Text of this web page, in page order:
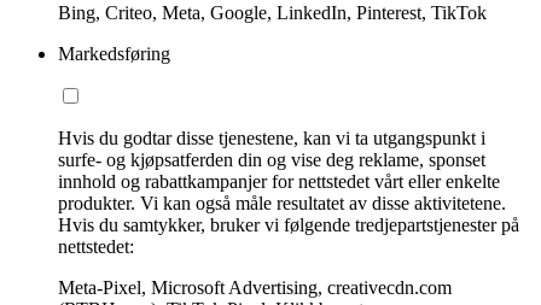
Bing, Criteo, Meta, Google, LinkedIn, Pinterest, TikTok
Markedsføring
Hvis du godtar disse tjenestene, kan vi ta utgangspunkt i
surfe- og kjøpsatferden din og vise deg reklame, sponset
innhold og rabattkampanjer for nettstedet vårt eller enkelte
produkter. Vi kan også måle resultatet av disse aktivitetene.
Hvis du samtykker, bruker vi følgende tredjepartstjenester på
nettstedet:
Meta-Pixel, Microsoft Advertising, creativecdn.com